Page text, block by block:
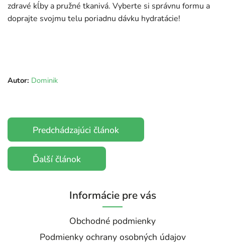
zdravé kĺby a pružné tkanivá. Vyberte si správnu formu a
doprajte svojmu telu poriadnu dávku hydratácie!
Autor: Dominik
Predchádzajúci článok
Ďalší článok
Informácie pre vás
Obchodné podmienky
Podmienky ochrany osobných údajov